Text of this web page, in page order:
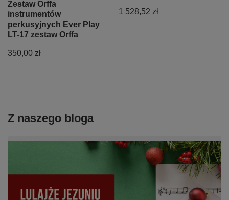
Zestaw Orffa
instrumentów
perkusyjnych Ever Play
LT-17 zestaw Orffa
350,00 zł
1 528,52 zł
Z naszego bloga